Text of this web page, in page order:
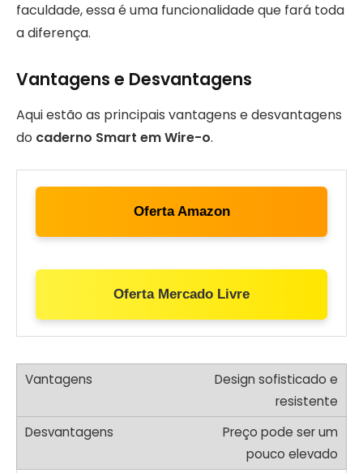
faculdade, essa é uma funcionalidade que fará toda
a diferença.
Vantagens e Desvantagens
Aqui estão as principais vantagens e desvantagens
do caderno Smart em Wire-o.
Oferta Amazon
Oferta Mercado Livre
Design sofisticado e
resistente
Preço pode ser um
pouco elevado